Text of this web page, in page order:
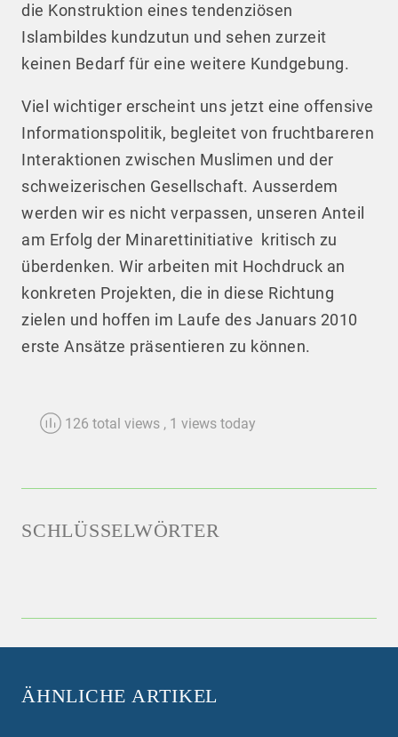
die Konstruktion eines tendenziösen
Islambildes kundzutun und sehen zurzeit
keinen Bedarf für eine weitere Kundgebung.
Viel wichtiger erscheint uns jetzt eine offensive
Informationspolitik, begleitet von fruchtbareren
Interaktionen zwischen Muslimen und der
schweizerischen Gesellschaft. Ausserdem
werden wir es nicht verpassen, unseren Anteil
am Erfolg der Minarettinitiative kritisch zu
überdenken. Wir arbeiten mit Hochdruck an
konkreten Projekten, die in diese Richtung
zielen und hoffen im Laufe des Januars 2010
erste Ansätze präsentieren zu können.
126 total views , 1 views today
SCHLÜSSELWÖRTER
ÄHNLICHE ARTIKEL